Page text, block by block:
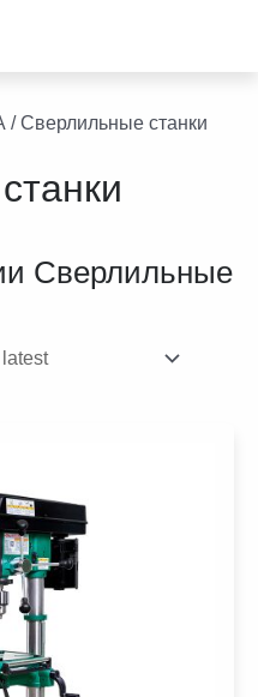
/ Сверлильные станки
Сверлильные